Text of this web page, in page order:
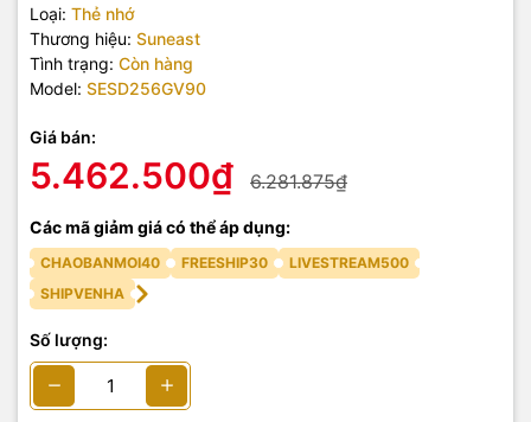
Loại: Thẻ nhớ
Thương hiệu: Suneast
Tình trạng: Còn hàng
Model: SESD256GV90
Giá bán:
5.462.500₫ 6.281.875₫
Các mã giảm giá có thể áp dụng:
CHAOBANMOI40 FREESHIP30
LIVESTREAM500
SHIPVENHA
Số lượng: